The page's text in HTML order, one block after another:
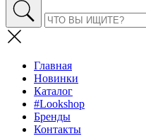
Главная
Новинки
Каталог
#Lookshop
Бренды
Контакты